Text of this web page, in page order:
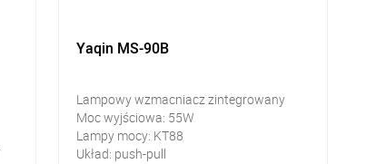
Yaqin MS-90B
Lampowy wzmacniacz zintegrowany
Moc wyjściowa: 55W
Lampy mocy: KT88
Układ: push-pull